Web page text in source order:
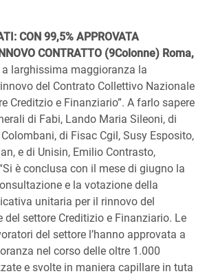
CON 99,5% APPROVATA
CONTRATTO (9Colonne) Roma,
a larghissima maggioranza la
del Contrato Collettivo Nazionale
Creditzio e Finanziario”. A farlo sapere
di Fabi, Lando Maria Sileoni, di
di Fisac Cgil, Susy Esposito,
e di Unisin, Emilio Contrasto,
è conclusa con il mese di giugno la
e la votazione della
unitaria per il rinnovo del
del settore Creditizio e Finanziario. Le
del settore l’hanno approvata a
nel corso delle oltre 1.000
e svolte in maniera capillare in tuta